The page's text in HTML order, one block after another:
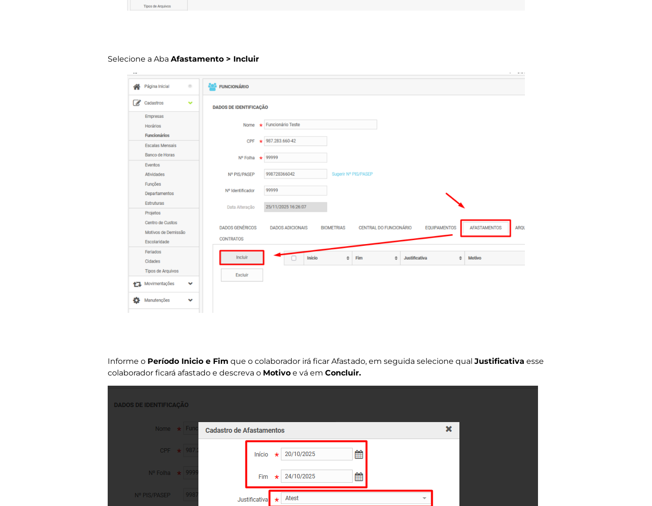
Selecione a Aba Afastamento > Incluir
Informe o Período Inicio e Fim que o colaborador irá ficar Afastado, em seguida selecione qual Justificativa esse
colaborador ficará afastado e descreva o Motivo e vá em Concluir.